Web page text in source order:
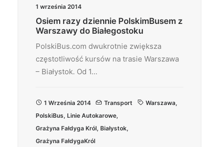
1 września 2014
Osiem razy dziennie PolskimBusem z
Warszawy do Białegostoku
PolskiBus.com dwukrotnie zwiększa
częstotliwość kursów na trasie Warszawa
– Białystok. Od 1…
1 Września 2014 Transport Warszawa,
PolskiBus, Linie Autokarowe,
Grażyna Fałdyga Król, Białystok,
Grażyna FałdygaKról